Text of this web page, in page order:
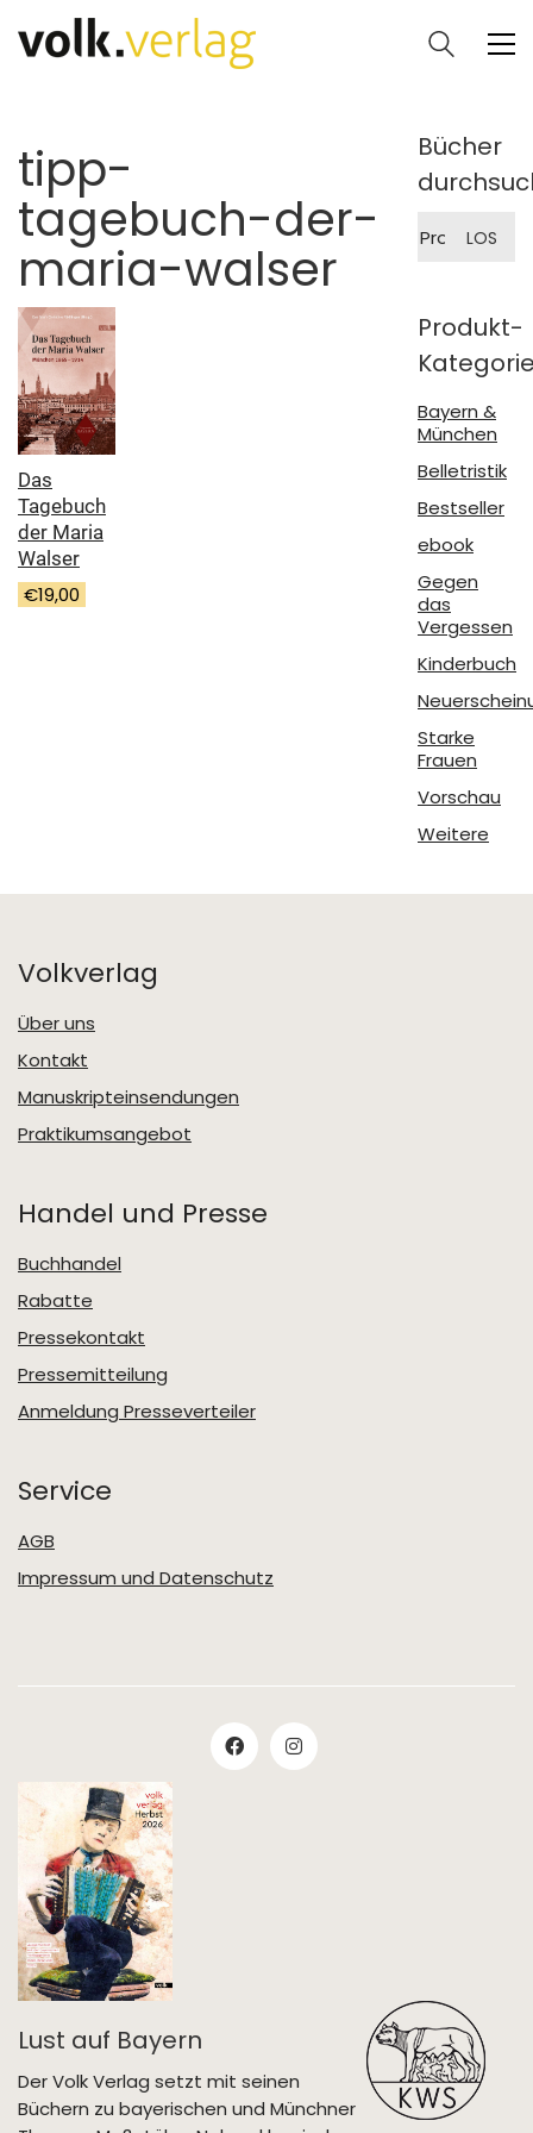
tipp-
tagebuch-der-
maria-walser
Das
Tagebuch
der Maria
Walser
€19,00
Bücher
nach:
LOS
Produkt-
Bayern &
München
Belletristik
Bestseller
ebook
Gegen
das
Vergessen
Kinderbuch
Starke
Frauen
Vorschau
Weitere
Volkverlag
Über uns
Kontakt
Manuskripteinsendungen
Praktikumsangebot
Handel und Presse
Buchhandel
Rabatte
Pressekontakt
Pressemitteilung
Anmeldung Presseverteiler
Service
AGB
Impressum und Datenschutz
Lust auf Bayern
Der Volk Verlag setzt mit seinen
Büchern zu bayerischen und Münchner